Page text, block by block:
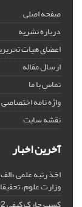
صفحه اصلی
درباره نشریه
اعضای هیات
ارسال مقاله
تماس با ما
واژه نامه اختصاصی
نقشه سایت
آخرین اخبار
وزارت علوم،